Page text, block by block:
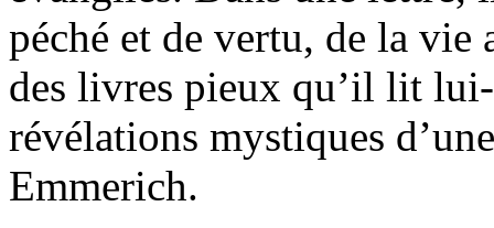
péché et de vertu, de la
des livres pieux qu’il lit
révélations mystiques
Emmerich.